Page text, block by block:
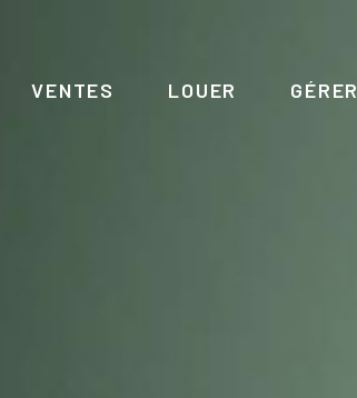
VENTES LOUER GÉRER